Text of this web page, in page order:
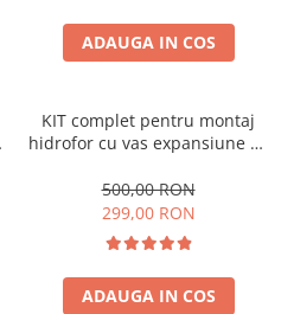
ADAUGA IN COS
KIT complet pentru montaj
hidrofor cu vas expansiune 50
500,00 RON
299,00 RON
ADAUGA IN COS